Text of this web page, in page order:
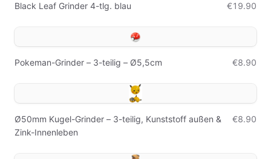
Black Leaf Grinder 4-tlg. blau €19.90
Pokeman-Grinder – 3-teilig – Ø5,5cm €8.90
Ø50mm Kugel-Grinder – 3-teilig, Kunststoff außen &
Zink-Innenleben
€8.90